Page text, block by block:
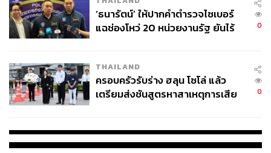
รอื่นๆ ที่มีการพูดถึงประเด็นของผู้ว่าฯ กทม. หรือแม้
กระทั่งมีรายการเกมโชว์แนวประชันวิสัยทัศน์ของผู้
สมัครผู้ว่าฯ กทม. เป็นของตัวเองหลายรายการ กวาด
workpointTODAY(5%) ที่เรามองว่าโดดเด่นในเรื่อง
ของเกมโชว์ประชันวิสัยทัศน์ไม่แพ้ Thairath ซึ่งตัว
รายการมีการพูดถึงเรื่องราวที่อยู่ในความสนใจของ
ประชาชน ทั้งการให้ผู้สมัครมาลองจัดสรรงบประมาณ
อะไร (ซึ่งมันคือบัตรตั๋วร่วมหรือบัตรแมงมุมนั่นเอง)
‘ธนารัตน์’ ให้ปากคำตำรวจไซเบอร์
แฉช่องโหว่ 20 หน่วยงานรัฐ ยันไร้
0
THAILAND
ครอบครัวรับร่าง ฮลุน โซโล่ แล้ว
เตรียมส่งชันสูตรหาสาเหตุการเสีย
0